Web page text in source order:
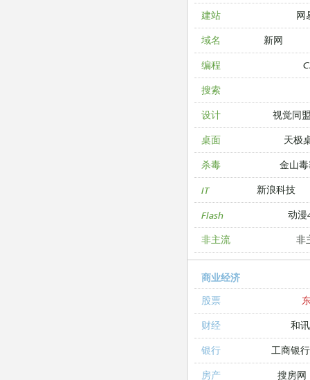
建站 网
域名 新网
编程
搜索
设计 视觉同
桌面 天极
杀毒 金山
IT 新浪科技
Flash 动漫
非主流 非
商业经济
股票
财经 和
银行 工商银行
房产 搜房网